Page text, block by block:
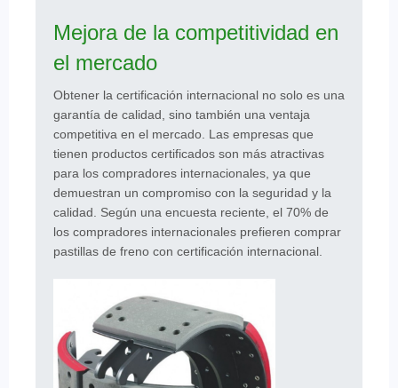
Mejora de la competitividad en
el mercado
Obtener la certificación internacional no solo es una
garantía de calidad, sino también una ventaja
competitiva en el mercado. Las empresas que
tienen productos certificados son más atractivas
para los compradores internacionales, ya que
demuestran un compromiso con la seguridad y la
calidad. Según una encuesta reciente, el 70% de
los compradores internacionales prefieren comprar
pastillas de freno con certificación internacional.